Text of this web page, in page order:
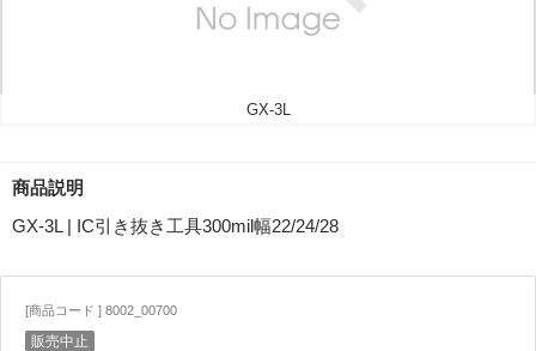
GX-3L
商品説明
GX-3L | IC引き抜き工具300mil幅22/24/28
[商品コード ] 8002_00700
販売中止